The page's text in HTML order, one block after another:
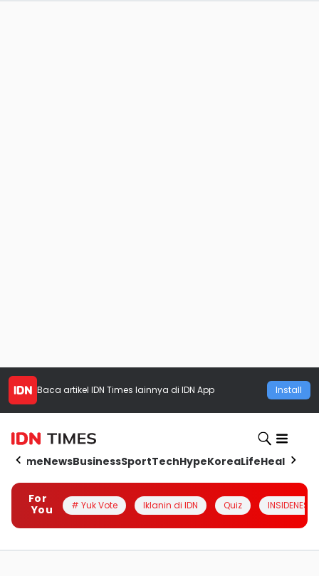
Baca artikel IDN Times lainnya di IDN App Install
HomeNewsBusinessSportTechHypeKoreaLifeHealth
For
You
# Yuk Vote Iklanin di IDN Quiz INSIDENESIA